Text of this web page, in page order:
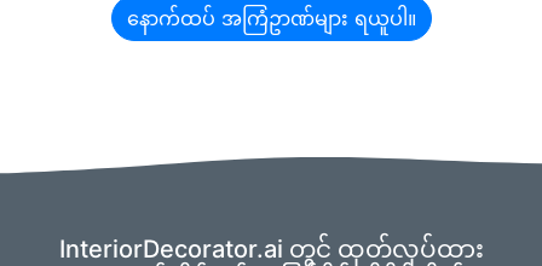
နောက်ထပ် အကြံဥာဏ်များ ရယူပါ။
InteriorDecorator.ai တွင် ထုတ်လုပ်ထား